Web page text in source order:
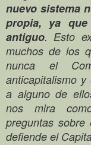
nuevo sistema
propia, ya
antiguo. Esto
muchos de los
nunca el
anticapitalismo
a alguno de
nos mira
preguntas
defiende el